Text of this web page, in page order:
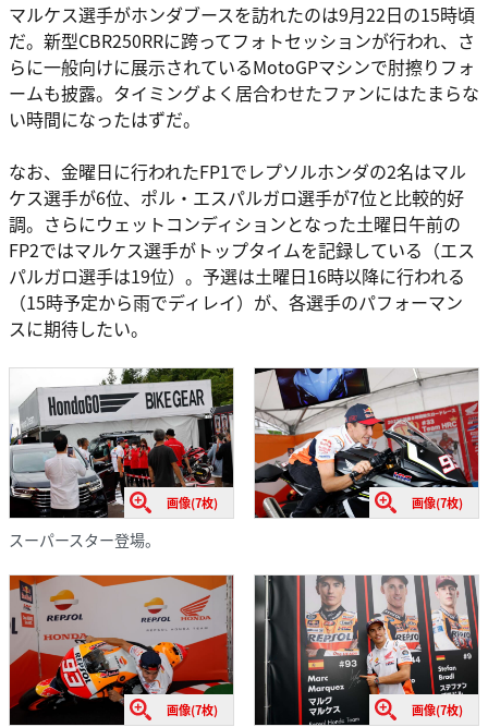
マルケス選手がホンダブースを訪れたのは9月22日の15時頃
だ。新型CBR250RRに跨ってフォトセッションが行われ、さ
らに一般向けに展示されているMotoGPマシンで肘擦りフォ
ームも披露。タイミングよく居合わせたファンにはたまらな
い時間になったはずだ。
なお、金曜日に行われたFP1でレプソルホンダの2名はマル
ケス選手が6位、ポル・エスパルガロ選手が7位と比較的好
調。さらにウェットコンディションとなった土曜日午前の
FP2ではマルケス選手がトップタイムを記録している（エス
パルガロ選手は19位）。予選は土曜日16時以降に行われる
（15時予定から雨でディレイ）が、各選手のパフォーマン
スに期待したい。
画像(7枚) 画像(7枚)
スーパースター登場。
画像(7枚) 画像(7枚)